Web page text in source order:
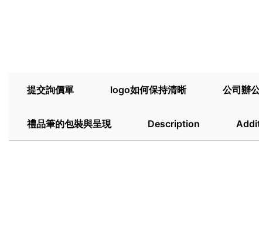
提交詢價單 logo如何保持清晰 公司辦
禮品筆的包裝與呈現 Description